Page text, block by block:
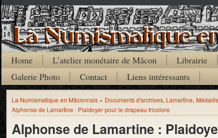
Home L’atelier monétaire de Mâcon
Librairie
Galerie Photo
Contact Liens intéressants
La Numismatique en Mâconnais» Documents d'archives, Lamartine,
Alphonse de Lamartine : Plaidoyer pour le drapeau tricolore
Alphonse de Lamartine :